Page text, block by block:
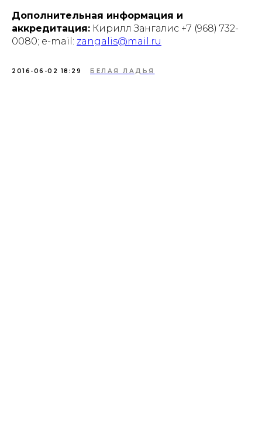
Дополнительная информация и
аккредитация: Кирилл Зангалис +7 (968) 732-
0080; e-mail: zangalis@mail.ru
2016-06-02 18:29 БЕЛАЯ ЛАДЬЯ